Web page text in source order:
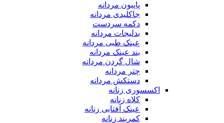
پاپیون مردانه
جاکلیدی مردانه
دکمه سردست
بدلیجات مردانه
عینک طبی مردانه
بند عینک مردانه
شال گردن مردانه
چتر مردانه
دستکش مردانه
اکسسوری زنانه
کلاه زنانه
عینک آفتابی زنانه
کمربند زنانه